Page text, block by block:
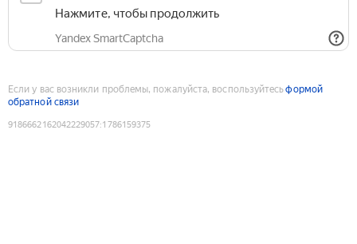
Нажмите, чтобы продолжить
Yandex SmartCaptcha
Если у вас возникли проблемы, пожалуйста, воспользуйтесьформой
обратной связи
9186662162042229057:1786159375